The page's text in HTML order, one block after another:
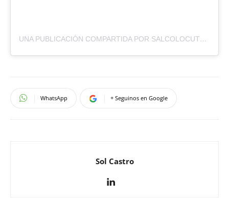
UNA PUBLICACIÓN COMPARTIDA POR SALCOLOCUTORES Y COMUNICADORES (@SALCOVOCES)
WhatsApp + Seguinos en Google
Sol Castro